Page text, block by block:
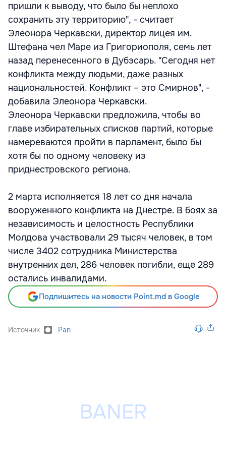
пришли к выводу, что было бы неплохо
сохранить эту территорию", - считает
Элеонора Черкавски, директор лицея им.
Штефана чел Маре из Григориополя, семь лет
назад перенесенного в Дубэсарь. "Сегодня нет
конфликта между людьми, даже разных
национальностей. Конфликт – это Смирнов", -
добавила Элеонора Черкавски.
Элеонора Черкавски предложила, чтобы во
главе избирательных списков партий, которые
намереваются пройти в парламент, было бы
хотя бы по одному человеку из
приднестровского региона.
2 марта исполняется 18 лет со дня начала
вооруженного конфликта на Днестре. В боях за
независимость и целостность Республики
Молдова участвовали 29 тысяч человек, в том
числе 3402 сотрудника Министерства
внутренних дел, 286 человек погибли, еще 289
остались инвалидами.
Подпишитесь на новости Point.md в Google
Источник Pan